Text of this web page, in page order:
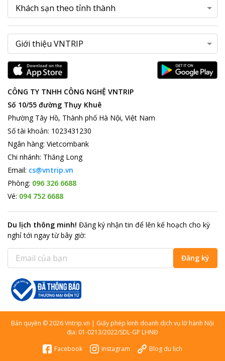
CÔNG TY TNHH CÔNG NGHỆ VNTRIP
Số 10/55 đường Thụy Khuê
Phường Tây Hồ, Thành phố Hà Nội, Việt Nam
Số tài khoản: 1023431230
Ngân hàng: Vietcombank
Chi nhánh: Thăng Long
Email: cs@vntrip.vn
Phòng: 096 326 6688
Vé: 094 752 6688
Du lịch thông minh! Đăng ký nhận tin để lên kế hoạch cho kỳ
nghỉ tới ngay từ bây giờ:
Đăng ký
Bản quyền ©2026Vntrip.vn | Giấy phép kinh doanh dịch vụ lữ hành Nội
địa: 01-0213/2022/SDL-GP LHNĐ
Facebook
Instagram Blog du lịch